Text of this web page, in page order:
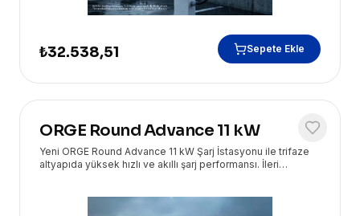
₺32.538,51 Sepete Ekle
ORGE Round Advance 11 kW
Yeni ORGE Round Advance 11 kW Şarj İstasyonu ile trifaze
altyapıda yüksek hızlı ve akıllı şarj performansı. İleri